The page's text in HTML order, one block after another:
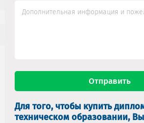
Для того, чтобы купить
техническом образовании,